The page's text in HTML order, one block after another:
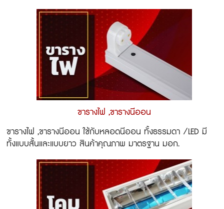
ขารางไฟ ,ขารางนีออน
ขารางไฟ ,ขารางนีออน ใช้กับหลอดนีออน ทั้งธรรมดา /LED มี
ทั้งแบบสั้นและแบบยาว สินค้าคุณภาพ มาตรฐาน มอก.